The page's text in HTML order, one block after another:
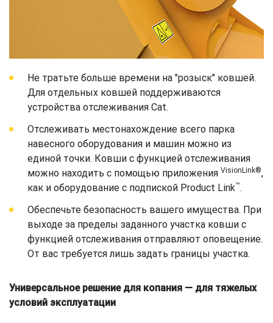
Не тратьте больше времени на "розыск" ковшей.
Для отдельных ковшей поддерживаются
устройства отслеживания Cat.
Отслеживать местонахождение всего парка
навесного оборудования и машин можно из
единой точки. Ковши с функцией отслеживания
можно находить с помощью приложения VisionLink®,
как и оборудование с подпиской Product Link™.
Обеспечьте безопасность вашего имущества. При
выходе за пределы заданного участка ковши с
функцией отслеживания отправляют оповещение.
От вас требуется лишь задать границы участка.
Универсальное решение для копания — для тяжелых
условий эксплуатации